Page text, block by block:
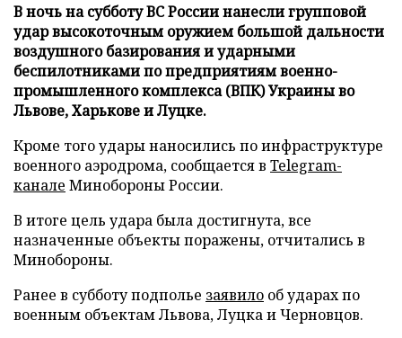
В ночь на субботу ВС России нанесли групповой
удар высокоточным оружием большой дальности
воздушного базирования и ударными
беспилотниками по предприятиям военно-
промышленного комплекса (ВПК) Украины во
Львове, Харькове и Луцке.
Кроме того удары наносились по инфраструктуре
военного аэродрома, сообщается в Telegram-
канале Минобороны России.
В итоге цель удара была достигнута, все
назначенные объекты поражены, отчитались в
Минобороны.
Ранее в субботу подполье заявило об ударах по
военным объектам Львова, Луцка и Черновцов.